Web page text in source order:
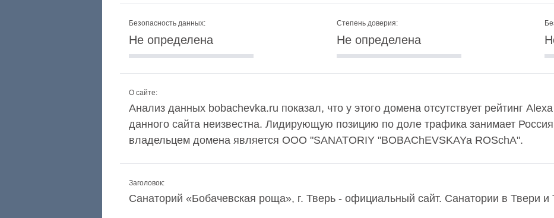
Безопасность данных:
Не определена
Степень доверия:
Не определена
О сайте:
Анализ данных bobachevka.ru показал, что у этого домена отсутствует рейтинг
данного сайта неизвестна. Лидирующую позицию по доле трафика занимает
владельцем домена является OOO "SANATORIY "BOBAChEVSKAYa ROSchA".
Заголовок:
Санаторий «‎Бобачевская роща», г. Тверь - официальный сайт. Санатории в Твери и